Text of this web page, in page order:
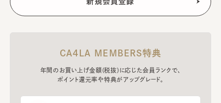
CA4LA MEMBERS特典
年間のお買い上げ金額(税抜)に応じた会員ランクで、
ポイント還元率や特典がアップグレード。